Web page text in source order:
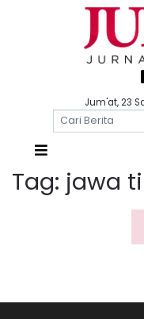
Jum'at, 23
Tag: jawa